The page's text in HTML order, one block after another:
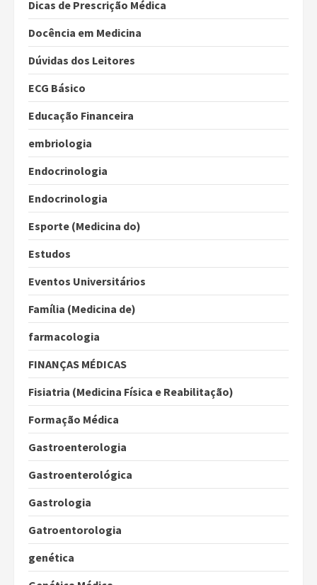
Dicas de Prescrição Médica
Docência em Medicina
Dúvidas dos Leitores
ECG Básico
Educação Financeira
embriologia
Endocrinologia
Endocrinologia
Esporte (Medicina do)
Estudos
Eventos Universitários
Família (Medicina de)
farmacologia
FINANÇAS MÉDICAS
Fisiatria (Medicina Física e Reabilitação)
Formação Médica
Gastroenterologia
Gastroenterológica
Gastrologia
Gatroentorologia
genética